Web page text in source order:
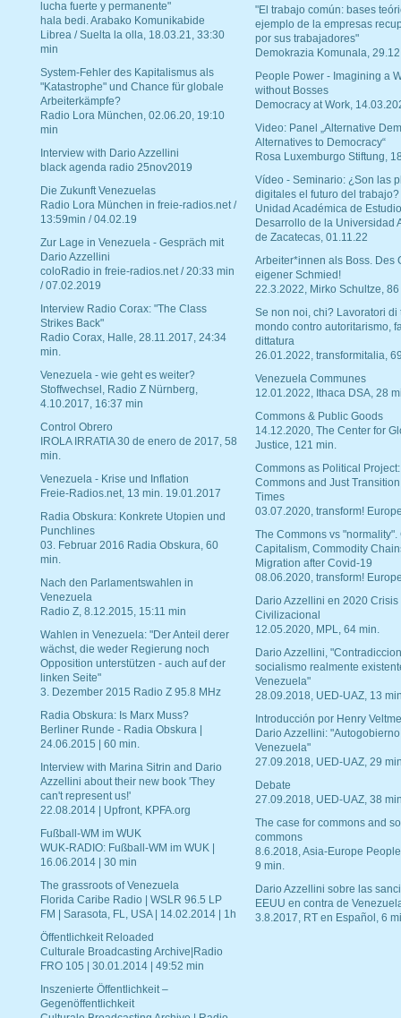
lucha fuerte y permanente"
hala bedi. Arabako Komunikabide
Librea / Suelta la olla, 18.03.21, 33:30
min
System-Fehler des Kapitalismus als
"Katastrophe" und Chance für globale
Arbeiterkämpfe?
Radio Lora München, 02.06.20, 19:10
min
Interview with Dario Azzellini
black agenda radio 25nov2019
Die Zukunft Venezuelas
Radio Lora München in freie-radios.net /
13:59min / 04.02.19
Zur Lage in Venezuela - Gespräch mit
Dario Azzellini
coloRadio in freie-radios.net / 20:33 min
/ 07.02.2019
Interview Radio Corax: "The Class
Strikes Back"
Radio Corax, Halle, 28.11.2017, 24:34
min.
Venezuela - wie geht es weiter?
Stoffwechsel, Radio Z Nürnberg,
4.10.2017, 16:37 min
Control Obrero
IROLA IRRATIA 30 de enero de 2017, 58
min.
Venezuela - Krise und Inflation
Freie-Radios.net, 13 min. 19.01.2017
Radia Obskura: Konkrete Utopien und
Punchlines
03. Februar 2016 Radia Obskura, 60
min.
Nach den Parlamentswahlen in
Venezuela
Radio Z, 8.12.2015, 15:11 min
Wahlen in Venezuela: "Der Anteil derer
wächst, die weder Regierung noch
Opposition unterstützen - auch auf der
linken Seite"
3. Dezember 2015 Radio Z 95.8 MHz
Radia Obskura: Is Marx Muss?
Berliner Runde - Radia Obskura |
24.06.2015 | 60 min.
Interview with Marina Sitrin and Dario
Azzellini about their new book 'They
can't represent us!'
22.08.2014 | Upfront, KPFA.org
Fußball-WM im WUK
WUK-RADIO: Fußball-WM im WUK |
16.06.2014 | 30 min
The grassroots of Venezuela
Florida Caribe Radio | WSLR 96.5 LP
FM | Sarasota, FL, USA | 14.02.2014 | 1h
Öffentlichkeit Reloaded
Culturale Broadcasting Archive|Radio
FRO 105 | 30.01.2014 | 49:52 min
Inszenierte Öffentlichkeit –
Gegenöffentlichkeit
"El trabajo común: bases
ejemplo de la empresas
por sus trabajadores"
Demokrazia Komunala,
People Power - Imagining a
without Bosses
Democracy at Work,
Video: Panel „Alternative
Alternatives to Democracy“
Rosa Luxemburgo Stiftung,
Vídeo - Seminario: ¿Son las
digitales el futuro del trabajo?
Unidad Académica de
Desarrollo de la Universidad
de Zacatecas, 01.11.22
Arbeiter*innen als Boss. Des
eigener Schmied!
22.3.2022, Mirko Schultze, 86
Se non noi, chi? Lavoratori di
mondo contro autoritarismo,
dittatura
26.01.2022, transformitalia,
Venezuela Communes
12.01.2022, Ithaca DSA, 28
Commons & Public Goods
14.12.2020, The Center for
Justice, 121 min.
Commons as Political Project:
Commons and Just
Times
03.07.2020, transform!
The Commons vs "normality".
Capitalism, Commodity
Migration after Covid-19
08.06.2020, transform!
Dario Azzellini en 2020 Crisis
Civilizacional
12.05.2020, MPL, 64 min.
Dario Azzellini,
socialismo realmente
Venezuela"
28.09.2018, UED-UAZ, 13
Introducción por Henry
Dario Azzellini:
Venezuela"
27.09.2018, UED-UAZ, 29
Debate
27.09.2018, UED-UAZ, 38
The case for commons and
commons
8.6.2018, Asia-Europe
9 min.
Dario Azzellini sobre las
EEUU en contra de
3.8.2017, RT en Español, 6